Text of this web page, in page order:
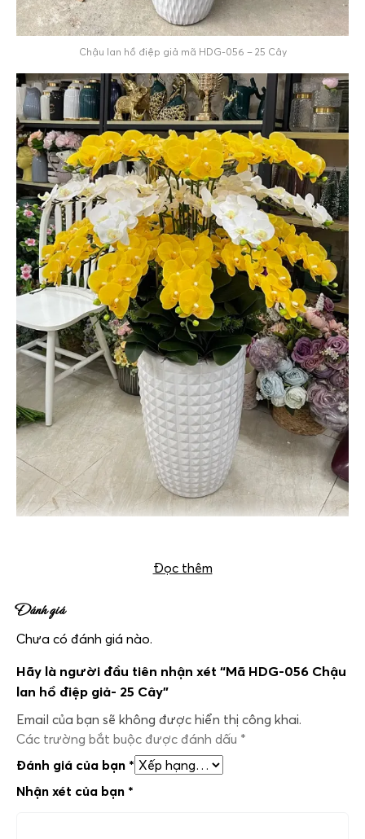
Chậu lan hồ điệp giả mã HDG-056 – 25 Cây
Đọc thêm
Đánh giá
Chưa có đánh giá nào.
Hãy là người đầu tiên nhận xét “Mã HDG-056 Chậu
lan hồ điệp giả- 25 Cây”
Email của bạn sẽ không được hiển thị công khai.
Các trường bắt buộc được đánh dấu *
Đánh giá của bạn *
Nhận xét của bạn *